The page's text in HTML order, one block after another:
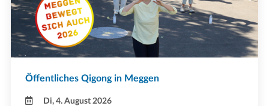
Öffentliches Qigong in Meggen
Di, 4. August 2026